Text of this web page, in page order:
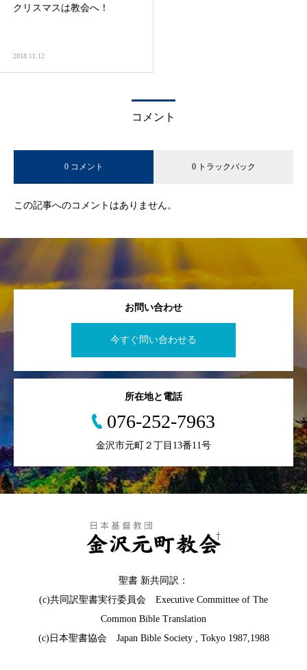
クリスマスは教会へ！
2018.11.12
コメント
0 コメント 0 トラックバック
この記事へのコメントはありません。
お問い合わせ
今すぐ問い合わせる
所在地と電話
076-252-7963
金沢市元町２丁目13番11号
聖書 新共同訳：
(c)共同訳聖書実行委員会 Executive Committee of The
Common Bible Translation
(c)日本聖書協会 Japan Bible Society , Tokyo 1987,1988